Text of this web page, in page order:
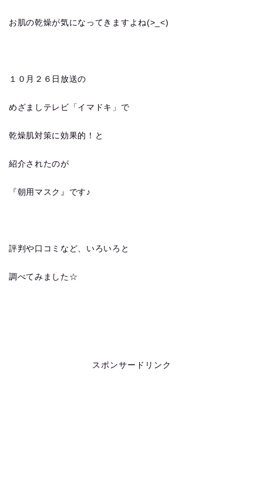
お肌の乾燥が気になってきますよね(>_<)
１０月２６日放送の
めざましテレビ「イマドキ」で
乾燥肌対策に効果的！と
紹介されたのが
『朝用マスク』です♪
評判や口コミなど、いろいろと
調べてみました☆
スポンサードリンク